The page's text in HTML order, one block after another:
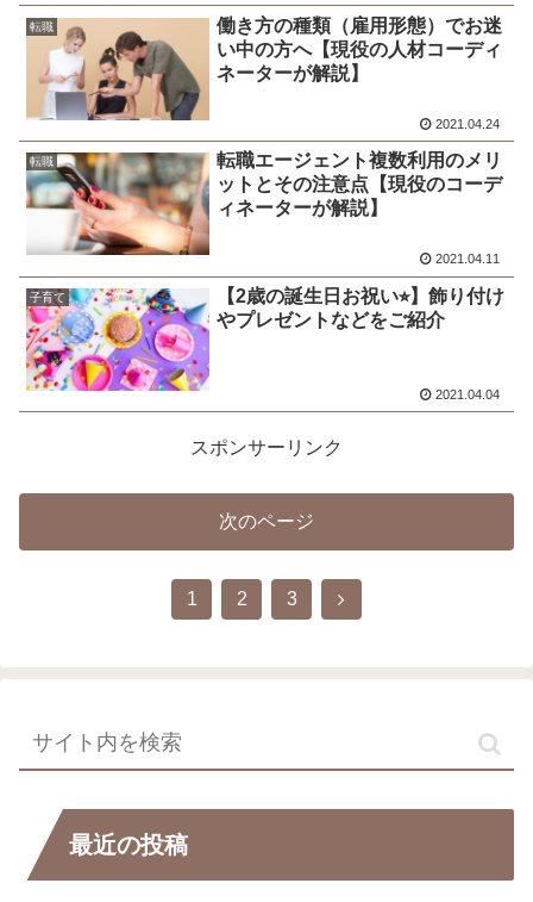
転職
働き方の種類（雇用形態）でお迷
い中の方へ【現役の人材コーディ
ネーターが解説】
2021.04.24
転職
転職エージェント複数利用のメリ
ットとその注意点【現役のコーデ
ィネーターが解説】
2021.04.11
子育て
【2歳の誕生日お祝い⭐︎】飾り付け
やプレゼントなどをご紹介
2021.04.04
スポンサーリンク
次のページ
1 2 3
次
最近の投稿